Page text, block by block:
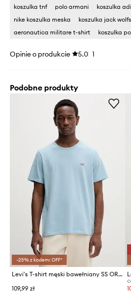
koszulka tnf
polo armani
koszulka
nike koszulka meska
koszulka jack
aeronautica militare t-shirt
koszulka
Opinie o produkcie 5.0 1
Podobne produkty
-25% z kodem: OFF*
Levi's T-shirt męski bawełniany SS ORIGINAL HM
109,99 zł